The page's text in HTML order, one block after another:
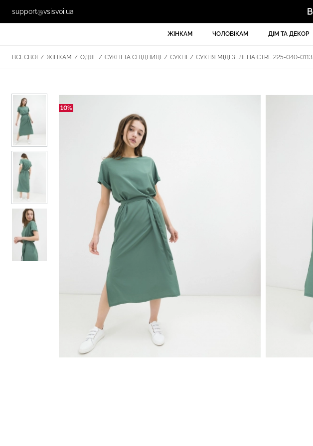
support@vsisvoi.ua
ЖІНКАМ ЧОЛОВІКАМ ДІМ ТА ДЕКОР
ВСІ. СВОЇ / ЖІНКАМ / ОДЯГ / СУКНІ ТА СПІДНИЦІ / СУКНІ / СУКНЯ МІДІ ЗЕЛЕНА CTRL 225-040-0113
10%